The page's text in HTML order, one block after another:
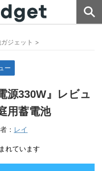
ジェット >
ー
源330W』レビュ
用蓄電池
： レイ
れています